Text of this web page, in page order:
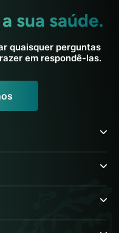
a sua saúde.
quaisquer perguntas
em respondê-las.